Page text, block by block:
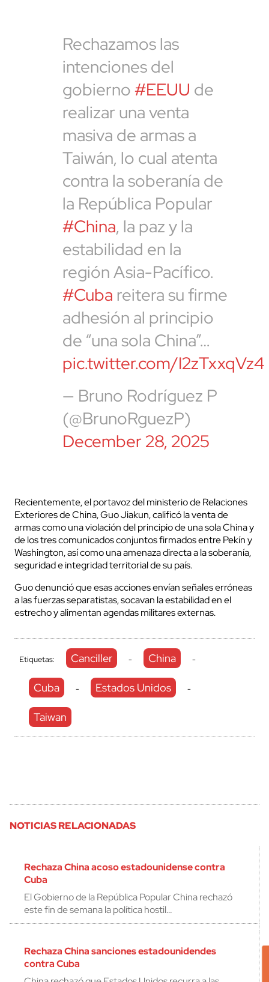
Rechazamos las
intenciones del
gobierno#EEUU de
realizar una venta
masiva de armas a
Taiwán, lo cual atenta
contra la soberanía de
la República Popular
#China, la paz y la
estabilidad en la
región Asia-Pacífico.
#Cuba reitera su firme
adhesión al principio
de “una sola China”…
pic.twitter.com/I2zTxxqVz4
— Bruno Rodríguez P
(@BrunoRguezP)
December 28, 2025
Recientemente, el portavoz del ministerio de Relaciones
Exteriores de China, Guo Jiakun, calificó la venta de
armas como una violación del principio de una sola China y
de los tres comunicados conjuntos firmados entre Pekín y
Washington, así como una amenaza directa a la soberanía,
seguridad e integridad territorial de su país.
Guo denunció que esas acciones envían señales erróneas
a las fuerzas separatistas, socavan la estabilidad en el
estrecho y alimentan agendas militares externas.
Etiquetas: Canciller - China -
Cuba - Estados Unidos -
Taiwan
NOTICIAS RELACIONADAS
Rechaza China acoso estadounidense contra
Cuba
El Gobierno de la República Popular China rechazó
este fin de semana la política hostil…
Rechaza China sanciones estadounidendes
contra Cuba